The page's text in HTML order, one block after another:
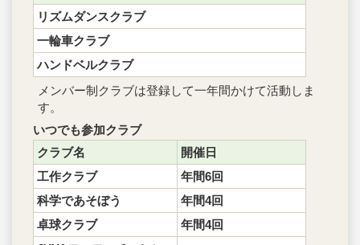
リズムダンスクラブ
一輪車クラブ
ハンドベルクラブ
メンバー制クラブは登録して一年間かけて活動しま
す。
いつでも参加クラブ
クラブ名
開催日
工作クラブ
年間6回
科学であそぼう
年間4回
卓球クラブ
年間4回